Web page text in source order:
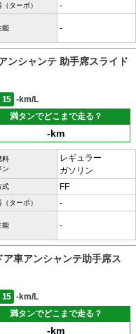
ターボ） -
能 -
ンシャンテ 助手席スライド
15
-km/L
満タンでどこまで走る？
-km
料
ン
レギュラー
ガソリン
式 FF
ターボ） -
能 -
車アンシャンテ助手席ス
15
-km/L
満タンでどこまで走る？
-km